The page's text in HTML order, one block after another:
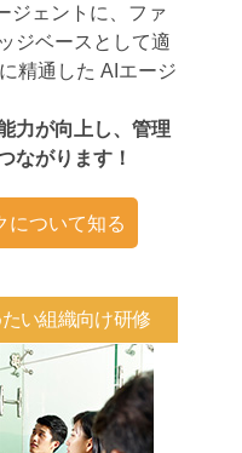
ジェントに、ファ
ジベースとして適
精通した AIエージ
力が向上し、管理
ながります！
について知る
い組織向け研修